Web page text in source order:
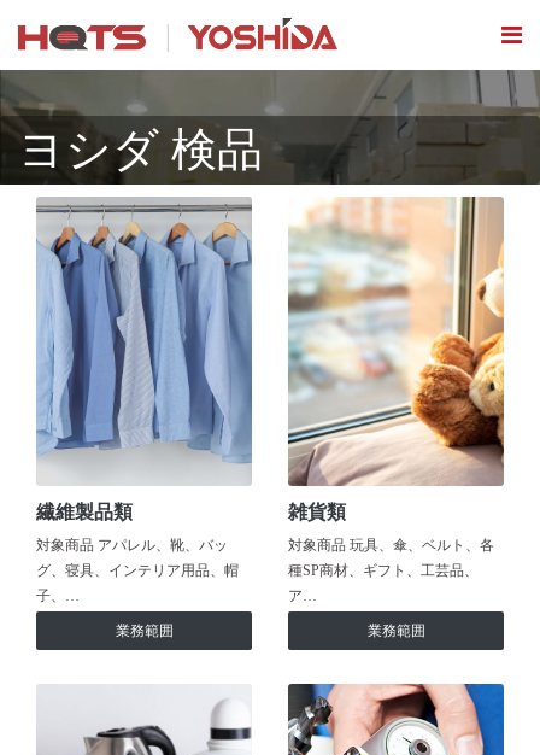
ヨシダ 検品
繊維製品類
対象商品 アパレル、靴、バッ
グ、寝具、インテリア用品、帽
子、…
業務範囲
雑貨類
対象商品 玩具、傘、ベルト、各
種SP商材、ギフト、工芸品、
ア…
業務範囲